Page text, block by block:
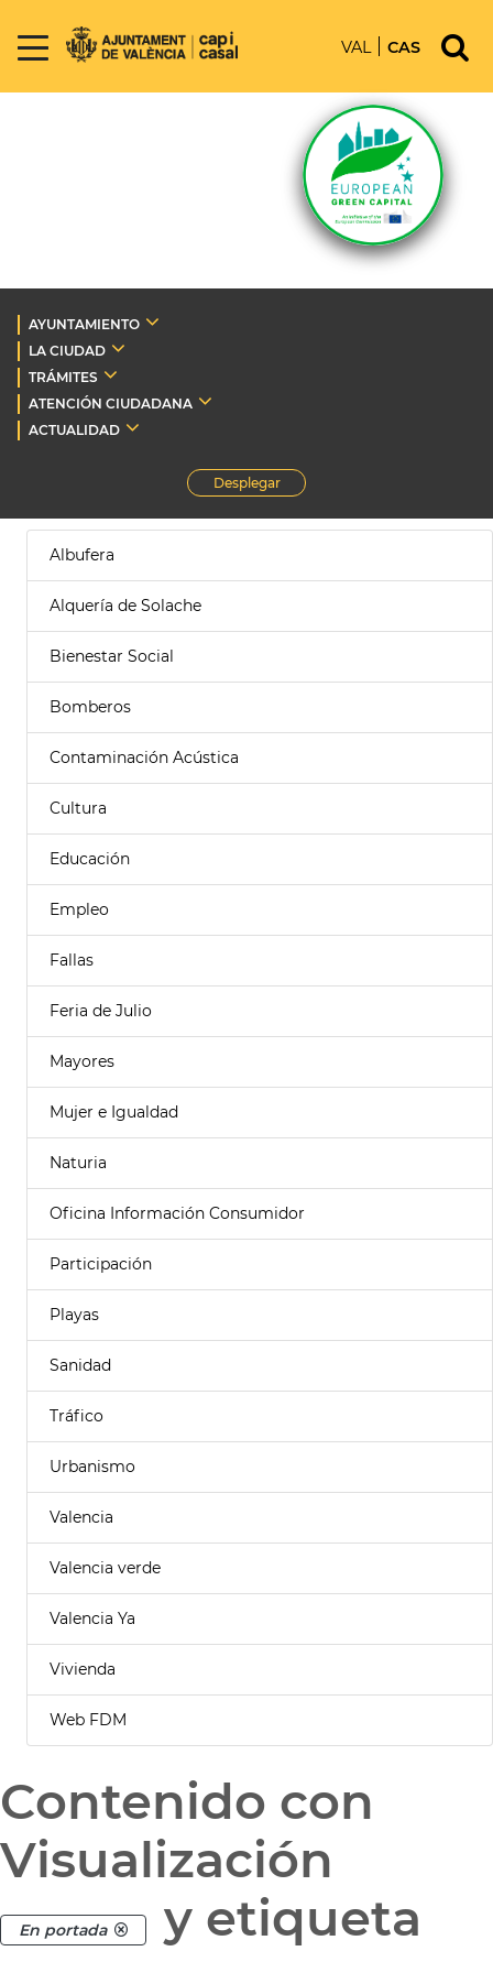
VAL CAS
AYUNTAMIENTO
LA CIUDAD
TRÁMITES
ATENCIÓN CIUDADANA
ACTUALIDAD
Desplegar
Albufera
Alquería de Solache
Bienestar Social
Bomberos
Contaminación Acústica
Cultura
Educación
Empleo
Fallas
Feria de Julio
Mayores
Mujer e Igualdad
Naturia
Oficina Información Consumidor
Participación
Playas
Sanidad
Tráfico
Urbanismo
Valencia
Valencia verde
Valencia Ya
Vivienda
Web FDM
Contenido con
Visualización
En portada
y etiqueta